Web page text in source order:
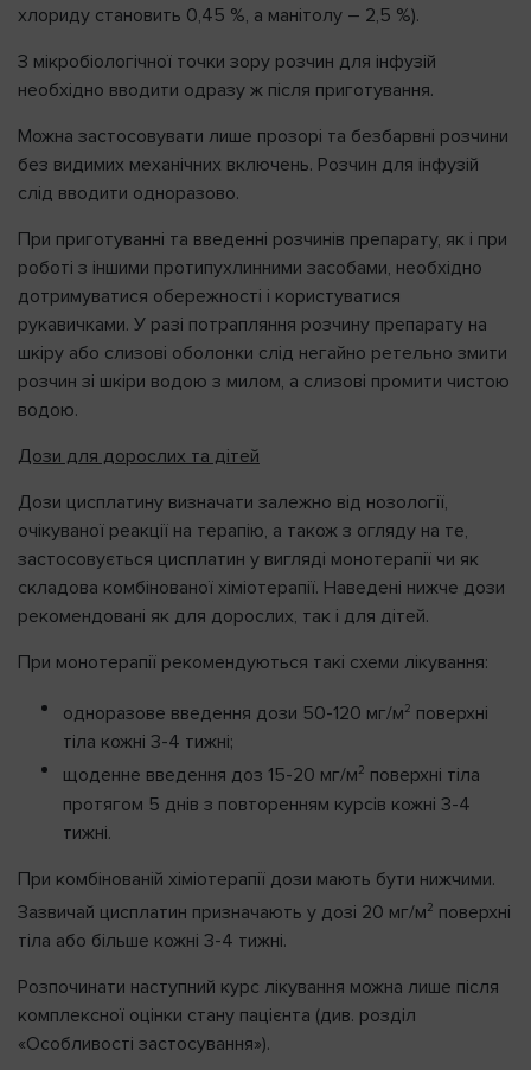
хлориду становить 0,45 %, а манітолу – 2,5 %).
З мікробіологічної точки зору розчин для інфузій
необхідно вводити одразу ж після приготування.
Можна застосовувати лише прозорі та безбарвні розчини
без видимих механічних включень. Розчин для інфузій
слід вводити одноразово.
При приготуванні та введенні розчинів препарату, як і при
роботі з іншими протипухлинними засобами, необхідно
дотримуватися обережності і користуватися
рукавичками. У разі потрапляння розчину препарату на
шкіру або слизові оболонки слід негайно ретельно змити
розчин зі шкіри водою з милом, а слизові промити чистою
водою.
Дози для дорослих та дітей
Дози цисплатину визначати залежно від нозології,
очікуваної реакції на терапію, а також з огляду на те,
застосовується цисплатин у вигляді монотерапії чи як
складова комбінованої хіміотерапії. Наведені нижче дози
рекомендовані як для дорослих, так і для дітей.
При монотерапії рекомендуються такі схеми лікування:
одноразове введення дози 50-120 мг/м2 поверхні
тіла кожні 3-4 тижні;
щоденне введення доз 15-20 мг/м2 поверхні тіла
протягом 5 днів з повторенням курсів кожні 3-4
тижні.
При комбінованій хіміотерапії дози мають бути нижчими.
Зазвичай цисплатин призначають у дозі 20 мг/м2 поверхні
тіла або більше кожні 3-4 тижні.
Розпочинати наступний курс лікування можна лише після
комплексної оцінки стану пацієнта (див. розділ
«Особливості застосування»).